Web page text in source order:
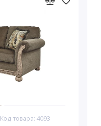
Код товара: 4093